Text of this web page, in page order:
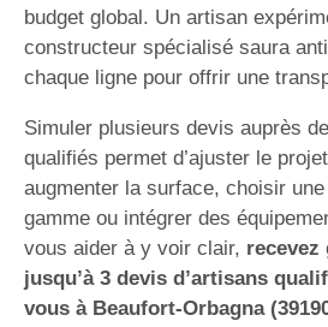
budget global. Un artisan
constructeur spécialisé saura
chaque ligne pour offrir une
Simuler plusieurs devis auprès
qualifiés permet d’ajuster le
augmenter la surface, choisir
gamme ou intégrer des
vous aider à y voir clair, recevez
jusqu’à 3 devis d’artisans
vous à Beaufort-Orbagna